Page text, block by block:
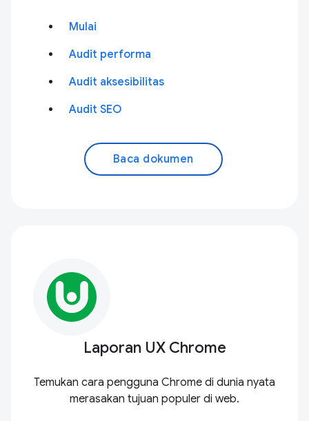
Mulai
Audit performa
Audit aksesibilitas
Audit SEO
Baca dokumen
Laporan UX Chrome
Temukan cara pengguna Chrome di dunia nyata
merasakan tujuan populer di web.